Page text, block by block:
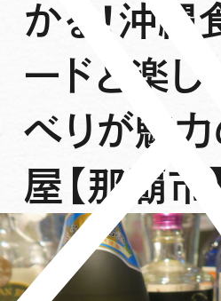
かる！沖縄
ードと楽し
べりが魅
屋【那覇市